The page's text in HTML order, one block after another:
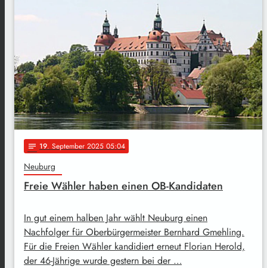
notes 19. September 2025 05:04
Neuburg
Freie Wähler haben einen OB-Kandidaten
In gut einem halben Jahr wählt Neuburg einen
Nachfolger für Oberbürgermeister Bernhard Gmehling.
Für die Freien Wähler kandidiert erneut Florian Herold,
der 46-Jährige wurde gestern bei der …